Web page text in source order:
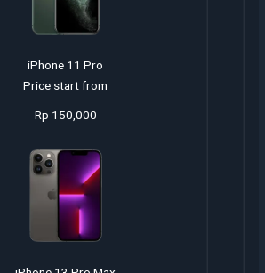
iPhone 11 Pro
Price start from
Rp 150,000